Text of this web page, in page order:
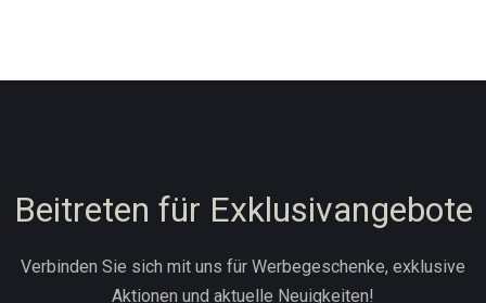
Beitreten für Exklusivangebote
Verbinden Sie sich mit uns für Werbegeschenke, exklusive
Aktionen und aktuelle Neuigkeiten!